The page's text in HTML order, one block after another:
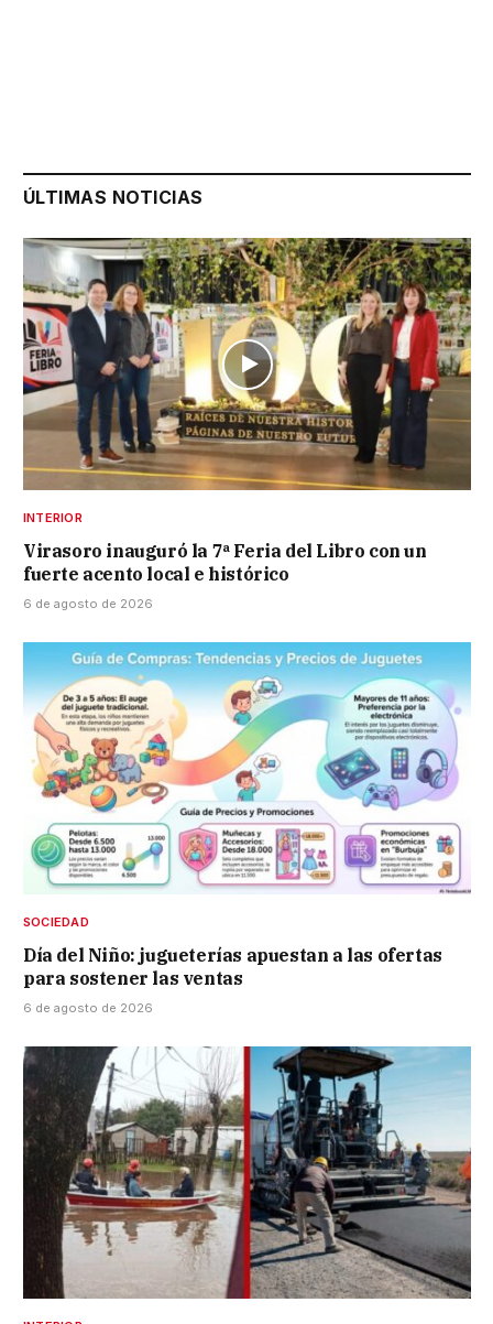
ÚLTIMAS NOTICIAS
INTERIOR
Virasoro inauguró la 7ª Feria del Libro con un
fuerte acento local e histórico
6 de agosto de 2026
SOCIEDAD
Día del Niño: jugueterías apuestan a las ofertas
para sostener las ventas
6 de agosto de 2026